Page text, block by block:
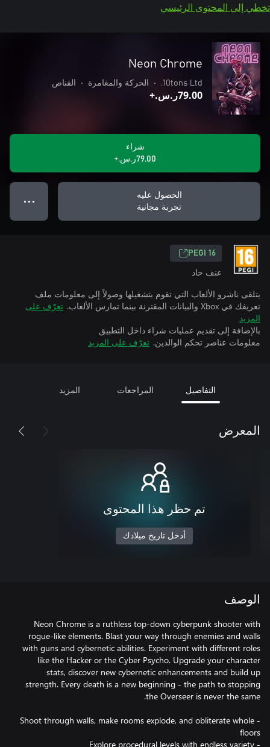
تخطي إلى المحتوى الرئيسي
Neon Chrome
10tons Ltd.
• الحركة والمغامرة • القناص
‪ر.س.‏‎79.00‬+
شراء
‪ر.س.‏‎79.00‬+
الحصول عليه
تجربة مجانية
● ● ●
PEGI 16
عنف حاد
يتلقى ناشرو الألعاب التي تقوم بتشغيلها وصولاً إلى معلومات ملف
تعريفك في Xbox والبيانات المقترنة بينما تمارس الألعاب.
تعرّف على
المزيد
بالإضافة إلى تقديم عمليات شراء داخل التطبيق
معلومات عناصر تحكم الوالدين. تعرّف على المزيد
التفاصيل المراجعات المزيد
المعرض
تم حظر هذا المحتوى
أدخل تاريخ ميلادك
الوصف
Neon Chrome is a ruthless top-down cyberpunk shooter with
rogue-like elements. Blast your way through enemies and walls
with guns and cybernetic abilities. Experiment with different roles
like the Hacker or the Cyber Psycho. Upgrade your character
stats, discover new cybernetic enhancements and build up
strength. Every death is a new beginning - the path to stopping
- Shoot through walls, make rooms explode, and obliterate whole